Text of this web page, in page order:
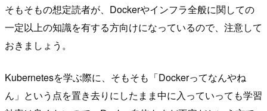
そもそもの想定読者が、Dockerやインフラ全般に関しての
一定以上の知識を有する方向けになっているので、注意して
おきましょう。
Kubernetesを学ぶ際に、そもそも「Dockerってなんやね
ん」という点を置き去りにしたまま中に入っていっても学習